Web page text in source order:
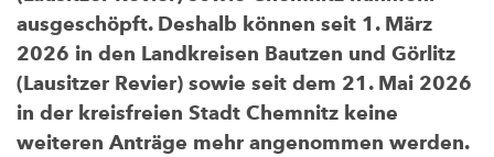
ausgeschöpft. Deshalb können seit 1. März
2026 in den Landkreisen Bautzen und Görlitz
(Lausitzer Revier) sowie seit dem 21. Mai 2026
in der kreisfreien Stadt Chemnitz keine
weiteren Anträge mehr angenommen werden.